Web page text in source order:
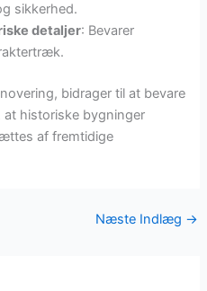
sikkerhed.
detaljer: Bevarer
bidrager til at bevare
at historiske bygninger
af fremtidige
Næste Indlæg →